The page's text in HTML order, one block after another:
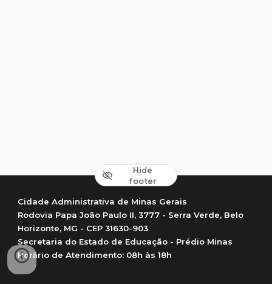
Hide
footer
Cidade Administrativa de Minas Gerais
Rodovia Papa João Paulo II, 3777 - Serra Verde, Belo
Horizonte, MG - CEP 31630-903
Secretaria do Estado de Educação - Prédio Minas
Horário de Atendimento: 08h às 18h